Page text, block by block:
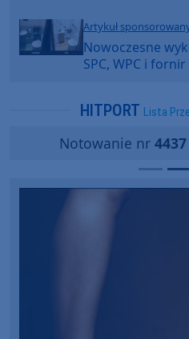
Artykuł
Nowoczesne
SPC, WPC i
HITPORT Lista
Notowanie nr 4437